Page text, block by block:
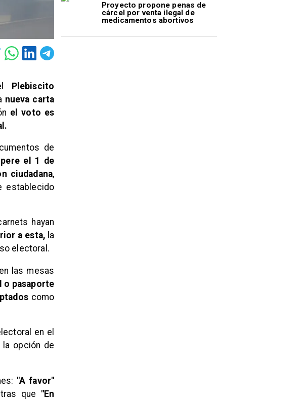
Proyecto propone penas de
cárcel por venta ilegal de
medicamentos abortivos
Plebiscito
nueva carta
el voto es
de
el 1 de
ciudadana,
establecido
hayan
a esta, la
electoral.
en las mesas
o pasaporte
como
en el
la opción de
"A favor"
que "En